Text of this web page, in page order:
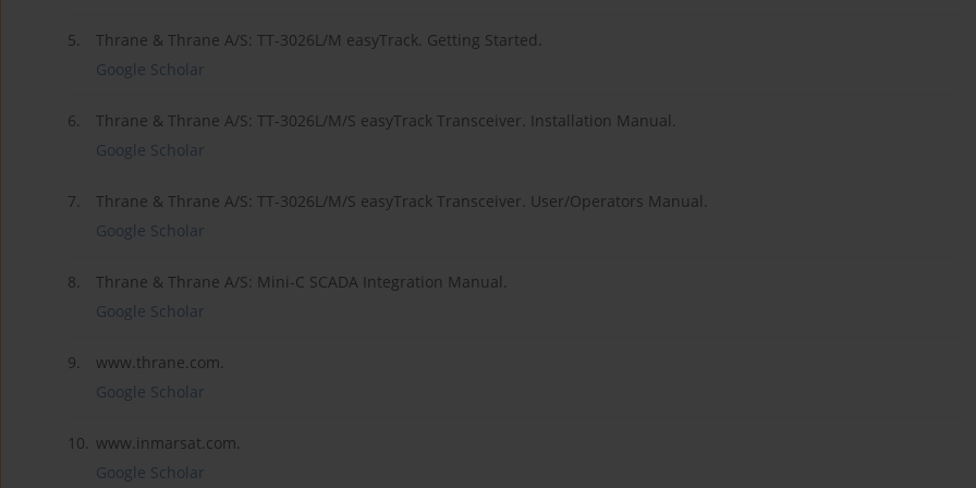
5.
Thrane & Thrane A/S: TT-3026L/M easyTrack. Getting Started.
Google Scholar
6.
Thrane & Thrane A/S: TT-3026L/M/S easyTrack Transceiver. Installation Manual.
Google Scholar
7.
Thrane & Thrane A/S: TT-3026L/M/S easyTrack Transceiver. User/Operators Manual.
Google Scholar
8.
Thrane & Thrane A/S: Mini-C SCADA Integration Manual.
Google Scholar
9.
www.thrane.com.
Google Scholar
10. www.inmarsat.com.
Google Scholar